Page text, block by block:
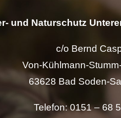
und Naturschutz
c/o Bernd
Von-Kühlmann-
63628 Bad Soden-
Telefon: 0151 – 68